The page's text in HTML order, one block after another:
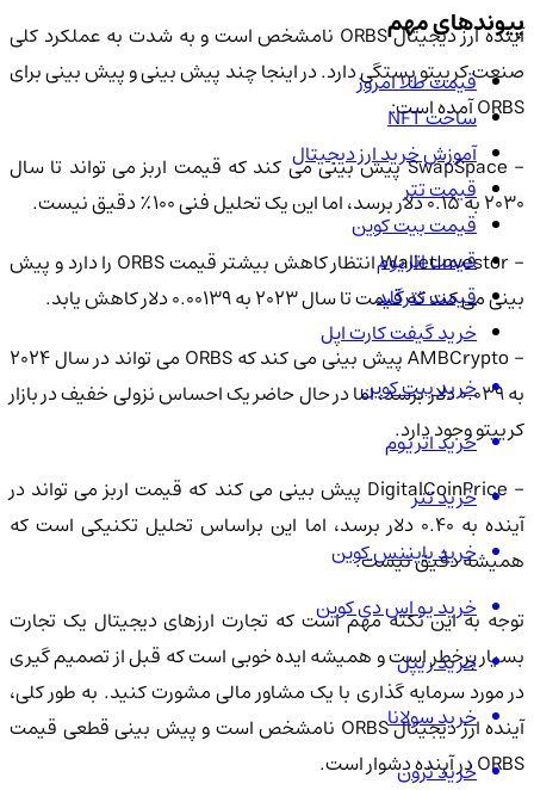
آینده ارز دیجیتال ORBS نامشخص است و به شدت به عملکرد کلی
صنعت کریپتو بستگی دارد. در اینجا چند پیش بینی و پیش بینی برای
ORBS آمده است:
- SwapSpace پیش بینی می کند که قیمت اربز می تواند تا سال
2030 به 0.15 دلار برسد، اما این یک تحلیل فنی 100٪ دقیق نیست.
- WalletInvestor انتظار کاهش بیشتر قیمت ORBS را دارد و پیش
بینی می کند که قیمت تا سال 2023 به 0.00139 دلار کاهش یابد.
- AMBCrypto پیش بینی می کند که ORBS می تواند در سال 2024
به 0.039 دلار برسد، اما در حال حاضر یک احساس نزولی خفیف در بازار
کریپتو وجود دارد.
- DigitalCoinPrice پیش بینی می کند که قیمت اربز می تواند در
آینده به 0.40 دلار برسد، اما این براساس تحلیل تکنیکی است که
همیشه دقیق نیست.
توجه به این نکته مهم است که تجارت ارزهای دیجیتال یک تجارت
بسیار پرخطر است و همیشه ایده خوبی است که قبل از تصمیم گیری
در مورد سرمایه گذاری با یک مشاور مالی مشورت کنید. به طور کلی،
آینده ارز دیجیتال ORBS نامشخص است و پیش بینی قطعی قیمت
ORBS در آینده دشوار است.
پیوندهای مهم
قیمت طلا امروز
ساخت NFT
آموزش خرید ارز دیجیتال
قیمت تتر
قیمت بیت کوین
قیمت اتریوم
قیمت تترگلد
خرید گیفت کارت اپل
خرید بیت کوین
خرید اتریوم
خرید تتر
خرید بایننس کوین
خرید یو اس دی کوین
خرید ریپل
خرید سولانا
خرید ترون